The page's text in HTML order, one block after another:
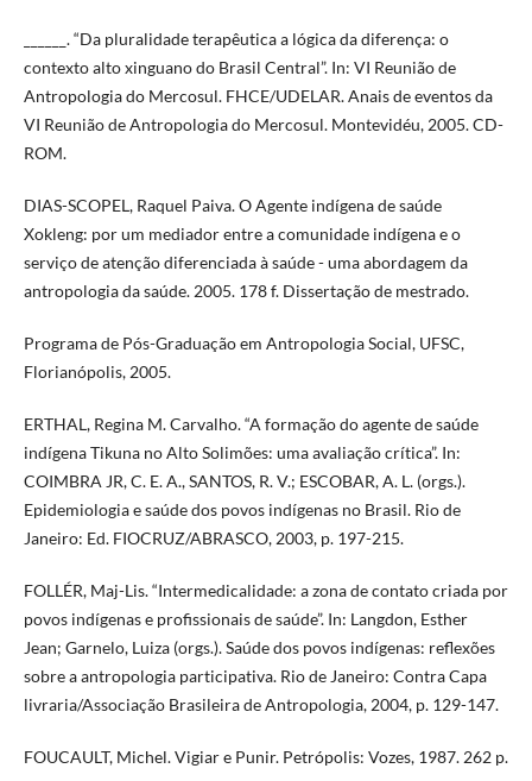
______. “Da pluralidade terapêutica a lógica da diferença: o
contexto alto xinguano do Brasil Central”. In: VI Reunião de
Antropologia do Mercosul. FHCE/UDELAR. Anais de eventos da
VI Reunião de Antropologia do Mercosul. Montevidéu, 2005. CD-
ROM.
DIAS-SCOPEL, Raquel Paiva. O Agente indígena de saúde
Xokleng: por um mediador entre a comunidade indígena e o
serviço de atenção diferenciada à saúde - uma abordagem da
antropologia da saúde. 2005. 178 f. Dissertação de mestrado.
Programa de Pós-Graduação em Antropologia Social, UFSC,
Florianópolis, 2005.
ERTHAL, Regina M. Carvalho. “A formação do agente de saúde
indígena Tikuna no Alto Solimões: uma avaliação crítica”. In:
COIMBRA JR, C. E. A., SANTOS, R. V.; ESCOBAR, A. L. (orgs.).
Epidemiologia e saúde dos povos indígenas no Brasil. Rio de
Janeiro: Ed. FIOCRUZ/ABRASCO, 2003, p. 197-215.
FOLLÉR, Maj-Lis. “Intermedicalidade: a zona de contato criada por
povos indígenas e profissionais de saúde”. In: Langdon, Esther
Jean; Garnelo, Luiza (orgs.). Saúde dos povos indígenas: reflexões
sobre a antropologia participativa. Rio de Janeiro: Contra Capa
livraria/Associação Brasileira de Antropologia, 2004, p. 129-147.
FOUCAULT, Michel. Vigiar e Punir. Petrópolis: Vozes, 1987. 262 p.